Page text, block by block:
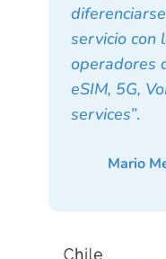
servicio con
operadores
eSIM, 5G,
services”.
Mario